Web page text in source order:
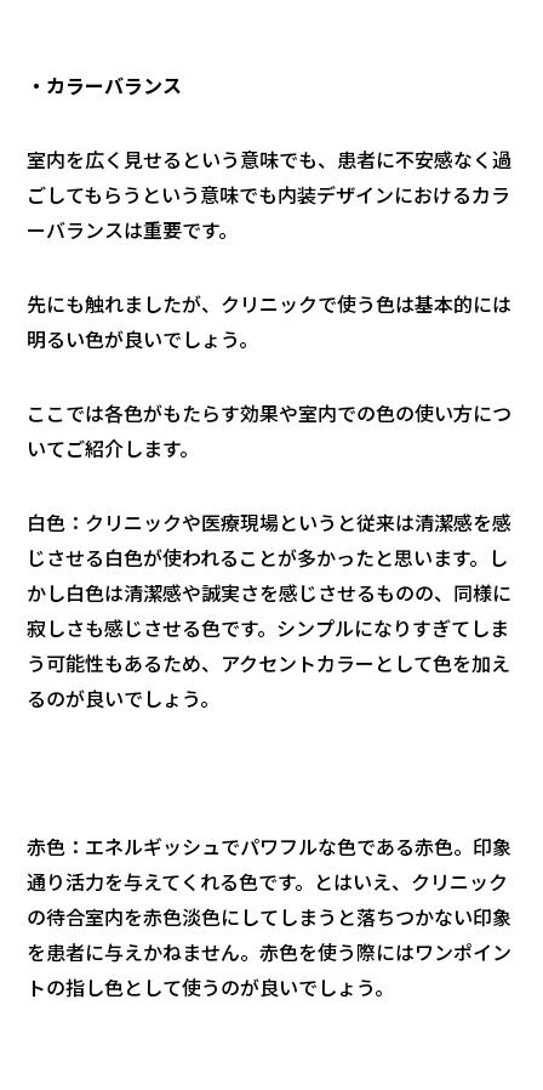
・カラーバランス
室内を広く見せるという意味でも、患者に不安感なく過
ごしてもらうという意味でも内装デザインにおけるカラ
ーバランスは重要です。
先にも触れましたが、クリニックで使う色は基本的には
明るい色が良いでしょう。
ここでは各色がもたらす効果や室内での色の使い方につ
いてご紹介します。
白色：クリニックや医療現場というと従来は清潔感を感
じさせる白色が使われることが多かったと思います。し
かし白色は清潔感や誠実さを感じさせるものの、同様に
寂しさも感じさせる色です。シンプルになりすぎてしま
う可能性もあるため、アクセントカラーとして色を加え
るのが良いでしょう。
赤色：エネルギッシュでパワフルな色である赤色。印象
通り活力を与えてくれる色です。とはいえ、クリニック
の待合室内を赤色淡色にしてしまうと落ちつかない印象
を患者に与えかねません。赤色を使う際にはワンポイン
トの指し色として使うのが良いでしょう。